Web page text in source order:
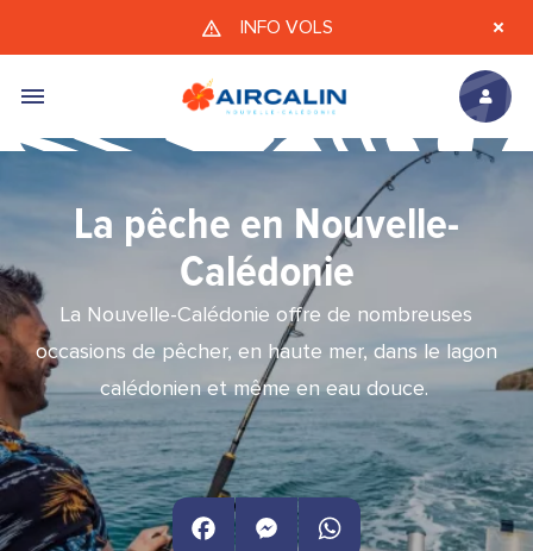
Aller au contenu principal
INFO VOLS
La pêche en Nouvelle-
Calédonie
La Nouvelle-Calédonie offre de nombreuses
occasions de pêcher, en haute mer, dans le lagon
calédonien et même en eau douce.